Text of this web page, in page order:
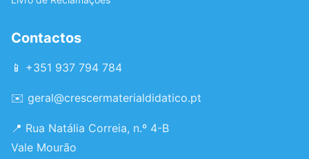
Contactos
📱 +351 937 794 784
✉️ geral@crescermaterialdidatico.pt
📍 Rua Natália Correia, n.º 4-B
Vale Mourão